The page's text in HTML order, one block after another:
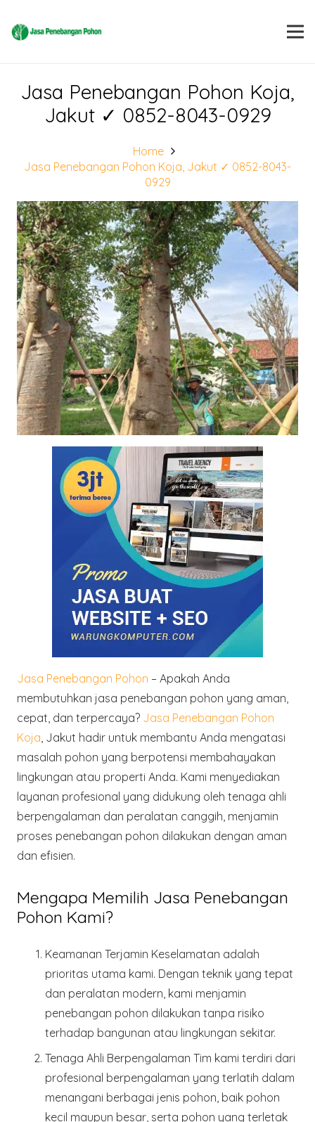
Jasa Penebangan Pohon Koja,
Jakut ✓ 0852-8043-0929
Home
Jasa Penebangan Pohon Koja, Jakut ✓ 0852-8043-
0929
Jasa Penebangan Pohon – Apakah Anda
membutuhkan jasa penebangan pohon yang aman,
cepat, dan terpercaya? Jasa Penebangan Pohon
Koja, Jakut hadir untuk membantu Anda mengatasi
masalah pohon yang berpotensi membahayakan
lingkungan atau properti Anda. Kami menyediakan
layanan profesional yang didukung oleh tenaga ahli
berpengalaman dan peralatan canggih, menjamin
proses penebangan pohon dilakukan dengan aman
dan efisien.
Mengapa Memilih Jasa Penebangan
Pohon Kami?
Keamanan Terjamin Keselamatan adalah
prioritas utama kami. Dengan teknik yang tepat
dan peralatan modern, kami menjamin
penebangan pohon dilakukan tanpa risiko
terhadap bangunan atau lingkungan sekitar.
Tenaga Ahli Berpengalaman Tim kami terdiri dari
profesional berpengalaman yang terlatih dalam
menangani berbagai jenis pohon, baik pohon
kecil maupun besar, serta pohon yang terletak